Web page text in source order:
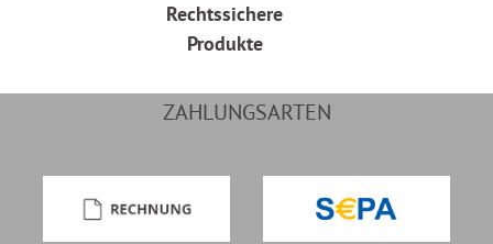
Rechtssichere
Produkte
ZAHLUNGSARTEN